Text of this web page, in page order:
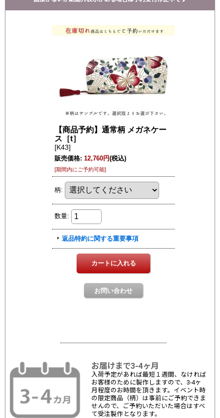
お届けまで3-4ヶ月
入荷予定があれば最短１週間、なければ
お客様のために製作しますので、3-4ヶ
月程度のお時間を頂きます。イベント時
の限定商品（柄）は事前にご予約できま
せんので、ご予約いただいた場合はすべ
て受注製作となります。